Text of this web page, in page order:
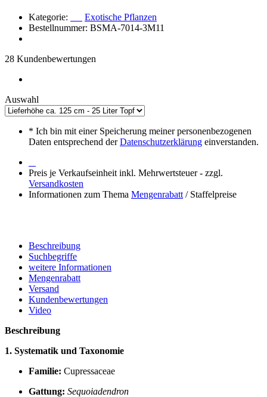
Kategorie:
Exotische Pflanzen
Bestellnummer: BSMA-7014-3M11
28 Kundenbewertungen
Auswahl
* Ich bin mit einer Speicherung meiner personenbezogenen
Daten entsprechend derDatenschutzerklärung einverstanden.
Preis je Verkaufseinheit inkl. Mehrwertsteuer - zzgl.
Versandkosten
Informationen zum Thema Mengenrabatt / Staffelpreise
Beschreibung
Suchbegriffe
weitere Informationen
Mengenrabatt
Versand
Kundenbewertungen
Video
Beschreibung
1. Systematik und Taxonomie
Familie: Cupressaceae
Gattung: Sequoiadendron